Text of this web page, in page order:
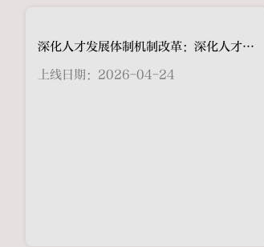
深化人才发展体制机制改革：深化人才发展体制机制改革的时代特点和意义（1）
上线日期：2026-04-24